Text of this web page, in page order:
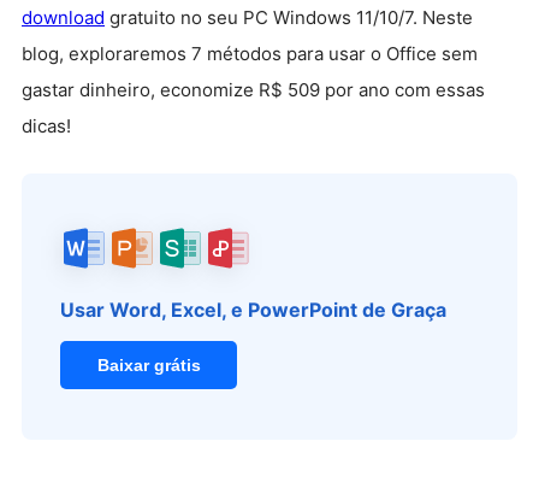
download gratuito no seu PC Windows 11/10/7. Neste
blog, exploraremos 7 métodos para usar o Office sem
gastar dinheiro, economize R$ 509 por ano com essas
dicas!
Usar Word, Excel, e PowerPoint de Graça
Baixar grátis